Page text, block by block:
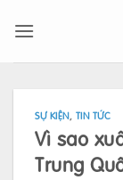
qua
SỰ KIỆN, TIN TỨC
Vì sao
Trung